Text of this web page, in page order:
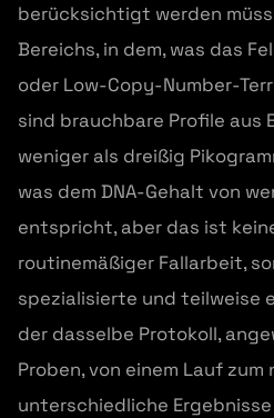
berücksichtigt werden
Bereichs, in dem, was das
oder Low-Copy-Number-
sind brauchbare Profile aus
weniger als dreißig
was dem DNA-Gehalt von
entspricht, aber das ist
routinemäßiger Fallarbeit,
spezialisierte und teilweise
der dasselbe Protokoll,
Proben, von einem Lauf
unterschiedliche